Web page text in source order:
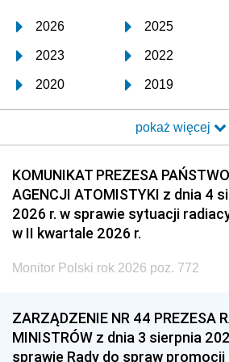
2026 2025
2023 2022
2020 2019
2017 2016
2014 2013
2011 2010
2008 2007
2005
1996 1995
1993 1992
pokaż więcej
KOMUNIKAT PREZESA
AGENCJI ATOMISTYKI z dnia 4
2026 r. w sprawie sytuacji
w II kwartale 2026 r.
Monitor Polski rok 2026 poz. 772
ZARZĄDZENIE NR 44 PREZESA
MINISTRÓW z dnia 3 sierpnia
sprawie Rady do spraw